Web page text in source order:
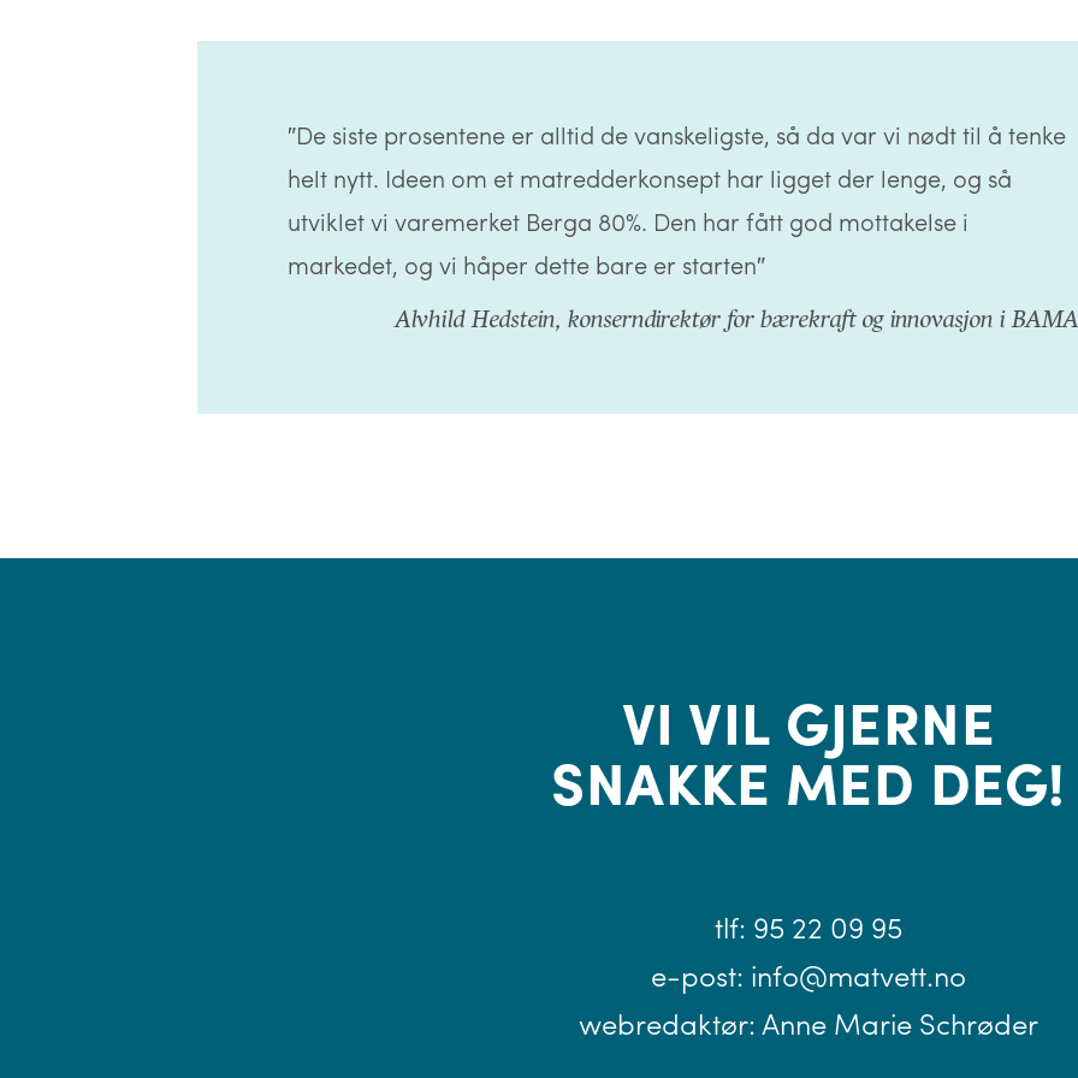
″De siste prosentene er alltid de vanskeligste, så da var vi nødt til å tenke
helt nytt. Ideen om et matredderkonsept har ligget der lenge, og så
utviklet vi varemerket Berga 80%. Den har fått god mottakelse i
markedet, og vi håper dette bare er starten″
Alvhild Hedstein, konserndirektør for bærekraft og innovasjon i BAMA
VI VIL GJERNE
SNAKKE MED DEG!
tlf: 95 22 09 95
e-post: info@matvett.no
webredaktør: Anne Marie Schrøder